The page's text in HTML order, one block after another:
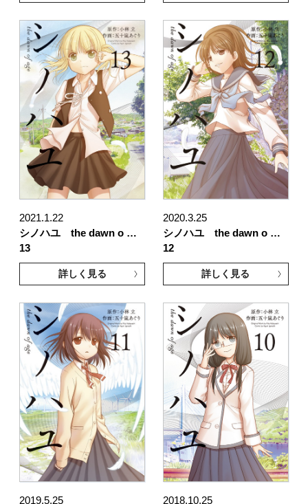
2021.1.22
シノハユ the dawn o …
13
詳しく見る
2020.3.25
シノハユ the dawn o …
12
詳しく見る
2019.5.25 2018.10.25